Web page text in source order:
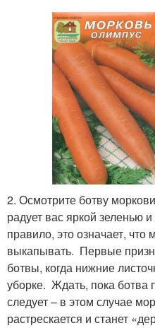
2. Осмотрите ботву
радует вас яркой зеленью
правило, это означает, что
выкапывать. Первые
ботвы, когда нижние
уборке. Ждать, пока ботва
следует – в этом случае
растрескается и станет